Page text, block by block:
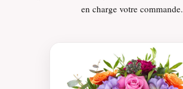
en charge votre commande.